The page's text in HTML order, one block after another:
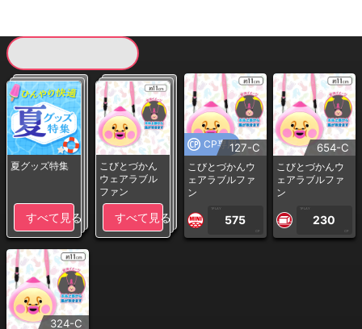
夏グッズ特集
すべて見る
こびとづかん
ウェアラブル
ファン
すべて見る
CP専用127-C
こびとづかんウ
ェアラブルファ
ン
1PLAY
575
CP
654-C
こびとづかんウ
ェアラブルファ
ン
1PLAY
230
CP
324-C